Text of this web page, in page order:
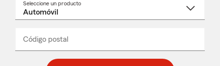
Seleccione un producto
desplegable
Código postal
_____